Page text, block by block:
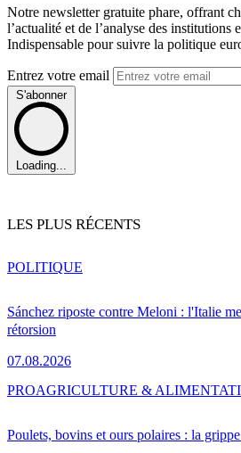
Notre newsletter gratuite phare, offrant
l’actualité et de l’analyse des institutions
Indispensable pour suivre la politique
Entrez votre email
S'abonner
Loading...
LES PLUS RÉCENTS
Sánchez riposte contre Meloni : l'Italie
rétorsion
07.08.2026
POLITIQUE
Poulets, bovins et ours polaires : la
PROAGRICULTURE &